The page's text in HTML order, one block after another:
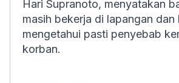
Hari Supranoto, menyatakan
masih bekerja di lapangan dan
mengetahui pasti penyebab
korban.